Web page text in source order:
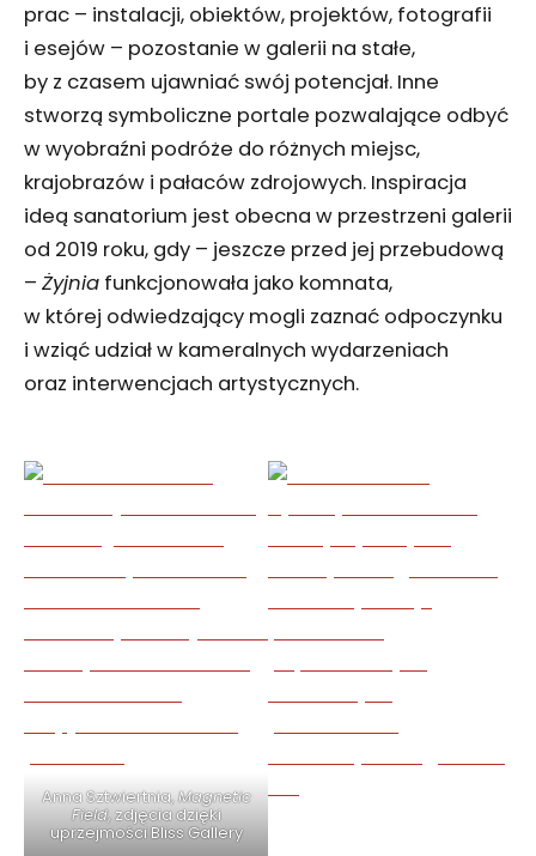
prac – instalacji, obiektów, projektów, fotografii
i esejów – pozostanie w galerii na stałe,
by z czasem ujawniać swój potencjał. Inne
stworzą symboliczne portale pozwalające odbyć
w wyobraźni podróże do różnych miejsc,
krajobrazów i pałaców zdrojowych. Inspiracja
ideą sanatorium jest obecna w przestrzeni galerii
od 2019 roku, gdy – jeszcze przed jej przebudową
– Żyjnia funkcjonowała jako komnata,
w której odwiedzający mogli zaznać odpoczynku
i wziąć udział w kameralnych wydarzeniach
oraz interwencjach artystycznych.
Anna Sztwiertnia,Magnetic
Field, zdjęcia dzięki
uprzejmości Bliss Gallery